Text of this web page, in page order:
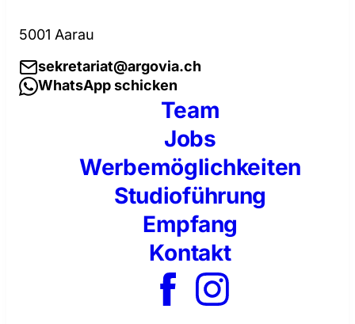
5001 Aarau
sekretariat@argovia.ch
WhatsApp schicken
Team
Jobs
Werbemöglichkeiten
Studioführung
Empfang
Kontakt